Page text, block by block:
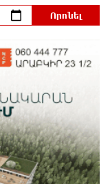
են, որ
չի ծնվում. Մհեր
22 ժամ առաջ